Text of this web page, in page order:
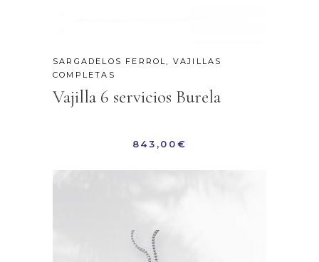
SARGADELOS FERROL, VAJILLAS
COMPLETAS
Vajilla 6 servicios Burela
843,00€